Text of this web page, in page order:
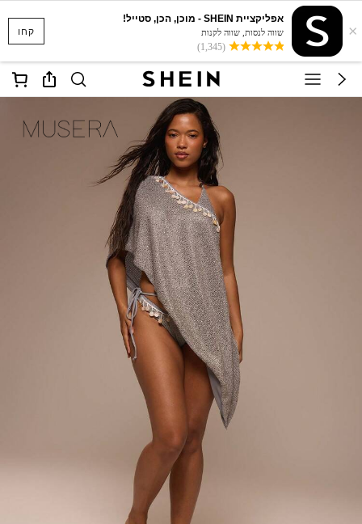
קחו ×
אפליקציית SHEIN - מוכן, הכן, סטייל!
שווה לנסות, שווה לקנות
(1,345)